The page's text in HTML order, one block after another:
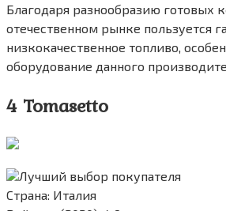
Благодаря разнообразию готовых
отечественном рынке пользуется
низкокачественное топливо,
оборудование данного
4 Tomasetto
Лучший выбор покупателя
Страна: Италия